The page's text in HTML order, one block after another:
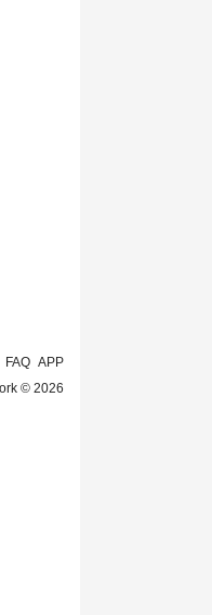
FAQ APP
© 2026